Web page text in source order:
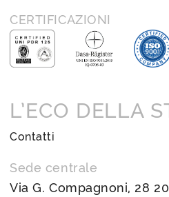
CERTIFICAZIONI
L’ECO DELLA
Contatti
Sede centrale
Via G. Compagnoni, 28